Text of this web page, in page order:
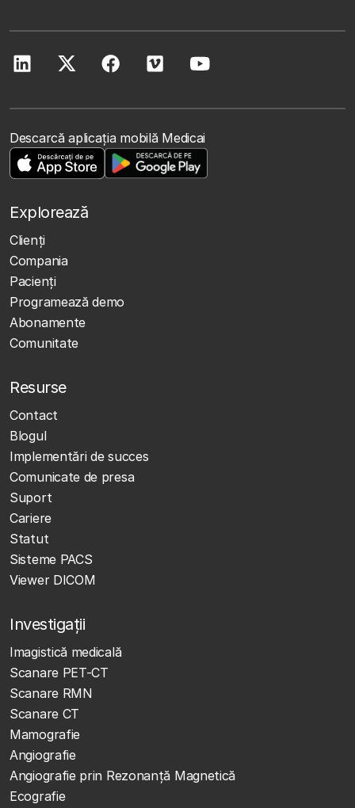
Descarcă aplicația mobilă Medicai
Explorează
Clienţi
Compania
Pacienți
Programează demo
Abonamente
Comunitate
Resurse
Contact
Blogul
Implementări de succes
Comunicate de presa
Suport
Cariere
Statut
Sisteme PACS
Viewer DICOM
Investigații
Imagistică medicală
Scanare PET-CT
Scanare RMN
Scanare CT
Mamografie
Angiografie
Angiografie prin Rezonanță Magnetică
Ecografie